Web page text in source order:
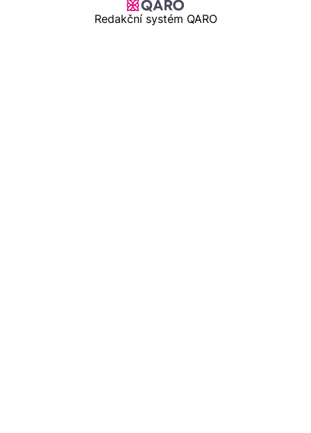
Redakční systém QARO